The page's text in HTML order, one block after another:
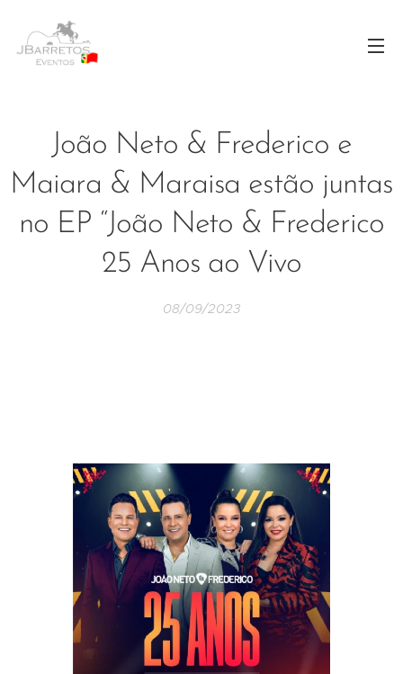
João Neto & Frederico e
Maiara & Maraisa estão juntas
no EP “João Neto & Frederico
25 Anos ao Vivo
08/09/2023